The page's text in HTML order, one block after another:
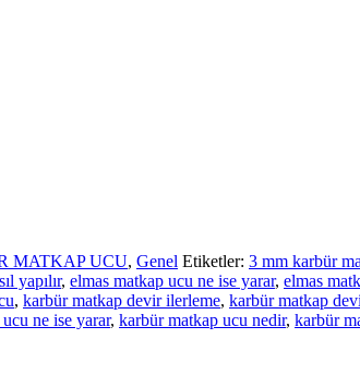
MATKAP UCU, Genel Etiketler: 3 mm karbür
yapılır, elmas matkap ucu ne ise yarar, elmas
, karbür matkap devir ilerleme, karbür matkap
ne ise yarar, karbür matkap ucu nedir, karbür